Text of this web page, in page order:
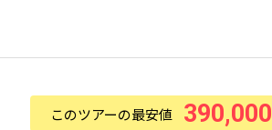
このツアーの最安値 390,000